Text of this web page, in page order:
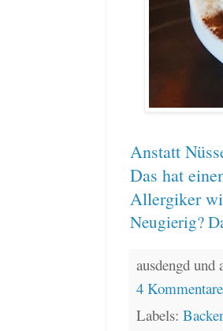
Anstatt
Das hat
Allergiker
Neugierig?
ausdengd
4
Labels: